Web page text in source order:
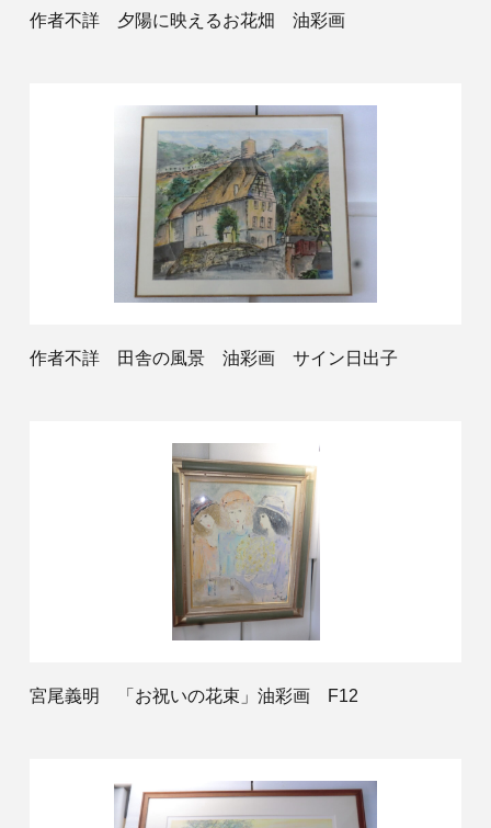
作者不詳 夕陽に映えるお花畑 油彩画
作者不詳 田舎の風景 油彩画 サイン日出子
宮尾義明 「お祝いの花束」油彩画 F12